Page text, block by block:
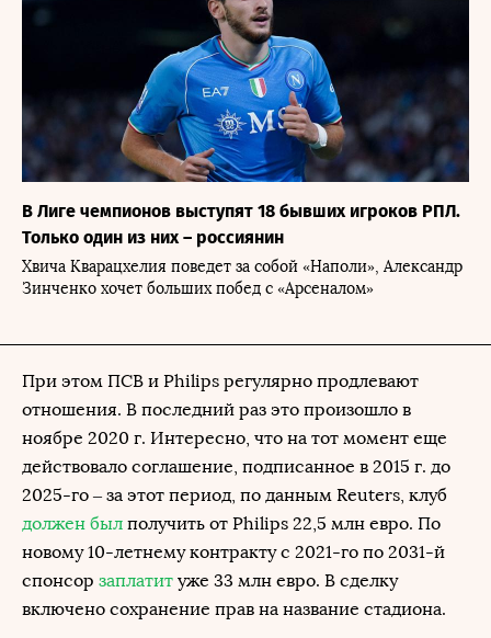
В Лиге чемпионов выступят 18 бывших игроков РПЛ.
Только один из них – россиянин
Хвича Кварацхелия поведет за собой «Наполи», Александр
Зинченко хочет больших побед с «Арсеналом»
При этом ПСВ и Philips регулярно продлевают
отношения. В последний раз это произошло в
ноябре 2020 г. Интересно, что на тот момент еще
действовало соглашение, подписанное в 2015 г. до
2025-го – за этот период, по данным Reuters, клуб
должен был получить от Philips 22,5 млн евро. По
новому 10-летнему контракту с 2021-го по 2031-й
спонсор заплатит уже 33 млн евро. В сделку
включено сохранение прав на название стадиона.